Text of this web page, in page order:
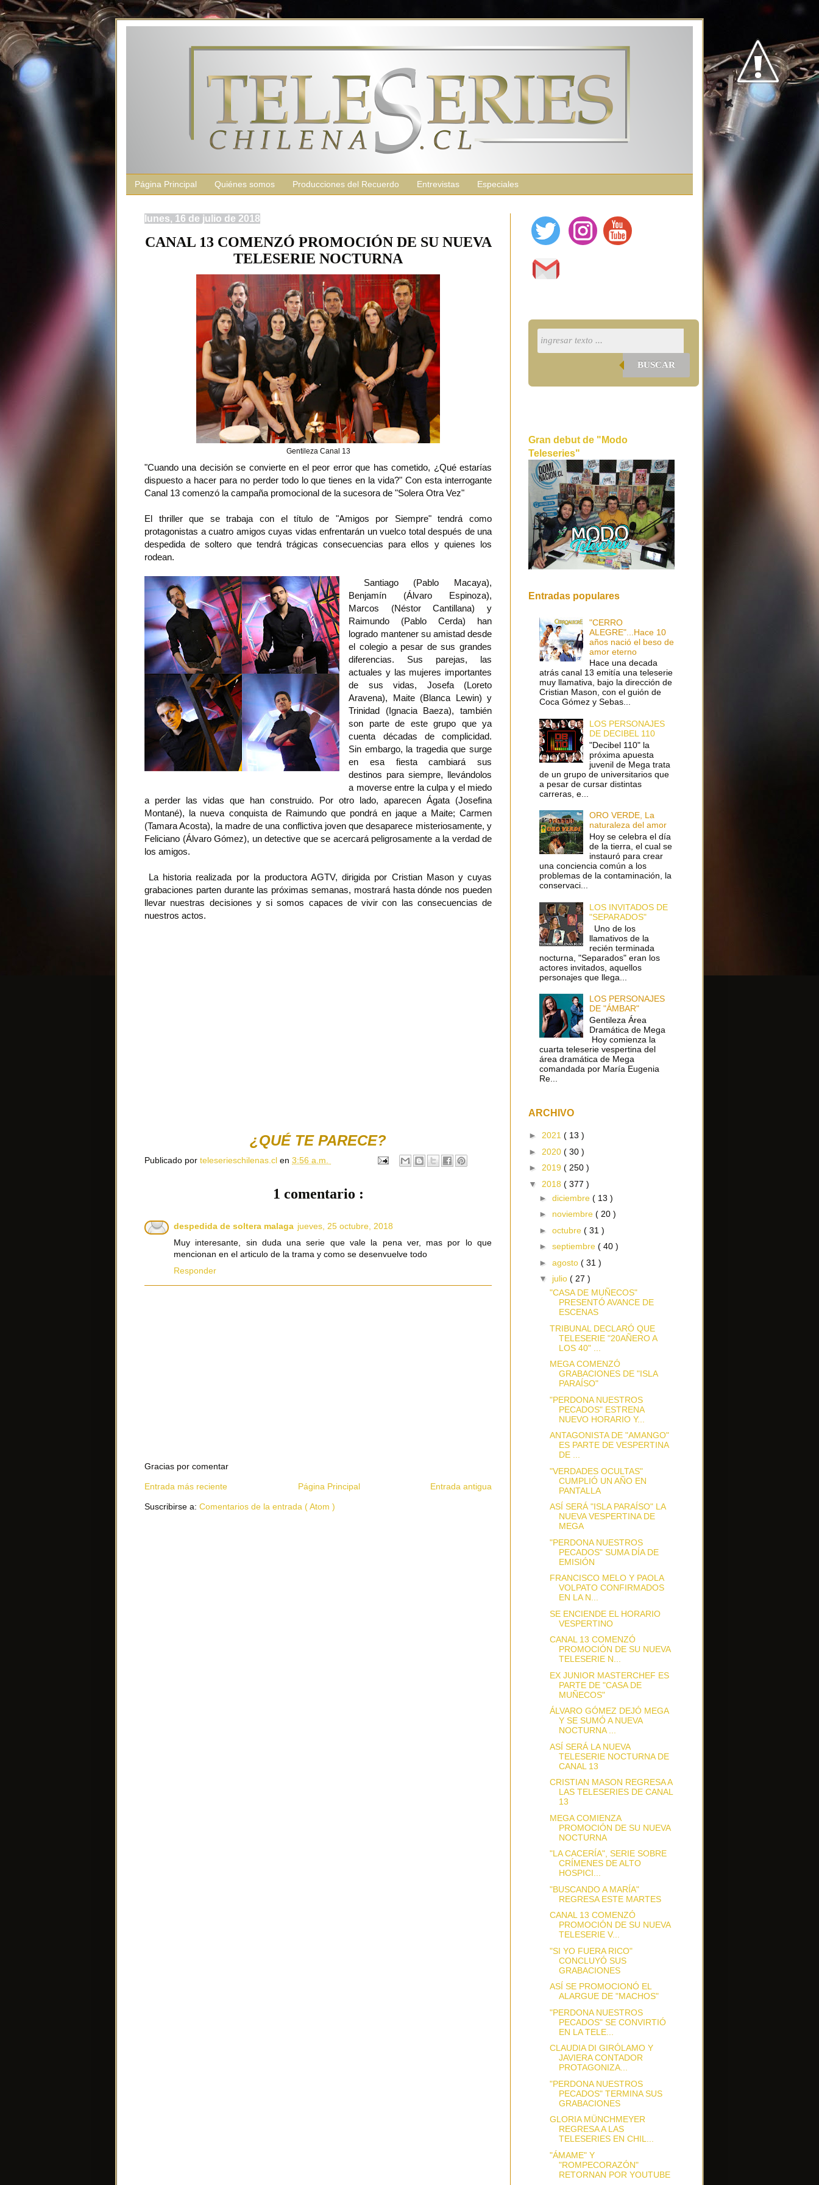
Página Principal Quiénes somos Producciones del Recuerdo Entrevistas Especiales
lunes, 16 de julio de 2018
CANAL 13 COMENZÓ PROMOCIÓN DE SU NUEVA
TELESERIE NOCTURNA
Gentileza Canal 13
"Cuando una decisión se convierte en el peor error que has cometido, ¿Qué estarías
dispuesto a hacer para no perder todo lo que tienes en la vida?" Con esta interrogante
Canal 13 comenzó la campaña promocional de la sucesora de "Solera Otra Vez"
El thriller que se trabaja con el título de "Amigos por Siempre" tendrá como
protagonistas a cuatro amigos cuyas vidas enfrentarán un vuelco total después de una
despedida de soltero que tendrá trágicas consecuencias para ellos y quienes los
rodean.
Santiago (Pablo Macaya),
Benjamín (Álvaro Espinoza),
Marcos (Néstor Cantillana) y
Raimundo (Pablo Cerda) han
logrado mantener su amistad desde
el colegio a pesar de sus grandes
diferencias. Sus parejas, las
actuales y las mujeres importantes
de sus vidas, Josefa (Loreto
Aravena), Maite (Blanca Lewin) y
Trinidad (Ignacia Baeza), también
son parte de este grupo que ya
cuenta décadas de complicidad.
Sin embargo, la tragedia que surge
en esa fiesta cambiará sus
destinos para siempre, llevándolos
a moverse entre la culpa y el miedo
a perder las vidas que han construido. Por otro lado, aparecen Ágata (Josefina
Montané), la nueva conquista de Raimundo que pondrá en jaque a Maite; Carmen
(Tamara Acosta), la madre de una conflictiva joven que desaparece misteriosamente, y
Feliciano (Álvaro Gómez), un detective que se acercará peligrosamente a la verdad de
los amigos.
La historia realizada por la productora AGTV, dirigida por Cristian Mason y cuyas
grabaciones parten durante las próximas semanas, mostrará hasta dónde nos pueden
llevar nuestras decisiones y si somos capaces de vivir con las consecuencias de
nuestros actos.
¿QUÉ TE PARECE?
Publicado por teleserieschilenas.cl en 3:56 a.m.
1 comentario :
despedida de soltera malaga jueves, 25 octubre, 2018
Muy interesante, sin duda una serie que vale la pena ver, mas por lo que
mencionan en el articulo de la trama y como se desenvuelve todo
Responder
Gracias por comentar
Entrada más reciente Entrada antigua
Página Principal
Suscribirse a: Comentarios de la entrada ( Atom )
BUSCAR
Gran debut de "Modo
Teleseries"
Entradas populares
"CERRO
ALEGRE"...Hace 10
años nació el beso de
amor eterno
Hace una decada
atrás canal 13 emitía una teleserie
muy llamativa, bajo la dirección de
Cristian Mason, con el guión de
Coca Gómez y Sebas...
LOS PERSONAJES
DE DECIBEL 110
"Decibel 110" la
próxima apuesta
juvenil de Mega trata
de un grupo de universitarios que
a pesar de cursar distintas
carreras, e...
ORO VERDE, La
naturaleza del amor
Hoy se celebra el día
de la tierra, el cual se
instauró para crear
una conciencia común a los
problemas de la contaminación, la
conservaci...
LOS INVITADOS DE
"SEPARADOS"
Uno de los
llamativos de la
recién terminada
nocturna, "Separados" eran los
actores invitados, aquellos
personajes que llega...
LOS PERSONAJES
DE "ÁMBAR"
Gentileza Área
Dramática de Mega
Hoy comienza la
cuarta teleserie vespertina del
área dramática de Mega
comandada por María Eugenia
Re...
ARCHIVO
► 2021 ( 13 )
► 2020 ( 30 )
► 2019 ( 250 )
▼ 2018 ( 377 )
► diciembre ( 13 )
► noviembre ( 20 )
► octubre ( 31 )
► septiembre ( 40 )
► agosto ( 31 )
▼ julio ( 27 )
"CASA DE MUÑECOS"
PRESENTÓ AVANCE DE
ESCENAS
TRIBUNAL DECLARÓ QUE
TELESERIE "20AÑERO A
LOS 40" ...
MEGA COMENZÓ
GRABACIONES DE "ISLA
PARAÍSO"
"PERDONA NUESTROS
PECADOS" ESTRENA
NUEVO HORARIO Y...
ANTAGONISTA DE "AMANGO"
ES PARTE DE VESPERTINA
DE ...
"VERDADES OCULTAS"
CUMPLIÓ UN AÑO EN
PANTALLA
ASÍ SERÁ "ISLA PARAÍSO" LA
NUEVA VESPERTINA DE
MEGA
"PERDONA NUESTROS
PECADOS" SUMA DÍA DE
EMISIÓN
FRANCISCO MELO Y PAOLA
VOLPATO CONFIRMADOS
EN LA N...
SE ENCIENDE EL HORARIO
VESPERTINO
CANAL 13 COMENZÓ
PROMOCIÓN DE SU NUEVA
TELESERIE N...
EX JUNIOR MASTERCHEF ES
PARTE DE "CASA DE
MUÑECOS"
ÁLVARO GÓMEZ DEJÓ MEGA
Y SE SUMÓ A NUEVA
NOCTURNA ...
ASÍ SERÁ LA NUEVA
TELESERIE NOCTURNA DE
CANAL 13
CRISTIAN MASON REGRESA A
LAS TELESERIES DE CANAL
13
MEGA COMIENZA
PROMOCIÓN DE SU NUEVA
NOCTURNA
"LA CACERÍA", SERIE SOBRE
CRÍMENES DE ALTO
HOSPICI...
"BUSCANDO A MARÍA"
REGRESA ESTE MARTES
CANAL 13 COMENZÓ
PROMOCIÓN DE SU NUEVA
TELESERIE V...
"SI YO FUERA RICO"
CONCLUYÓ SUS
GRABACIONES
ASÍ SE PROMOCIONÓ EL
ALARGUE DE "MACHOS"
"PERDONA NUESTROS
PECADOS" SE CONVIRTIÓ
EN LA TELE...
CLAUDIA DI GIRÓLAMO Y
JAVIERA CONTADOR
PROTAGONIZA...
"PERDONA NUESTROS
PECADOS" TERMINA SUS
GRABACIONES
GLORIA MÜNCHMEYER
REGRESA A LAS
TELESERIES EN CHIL...
"ÁMAME" Y
"ROMPECORAZÓN"
RETORNAN POR YOUTUBE